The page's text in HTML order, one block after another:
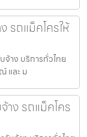
รถแม็คโครให้
จ้าง บริการทั่วไทย
และ ม
าง รถแม็คโคร